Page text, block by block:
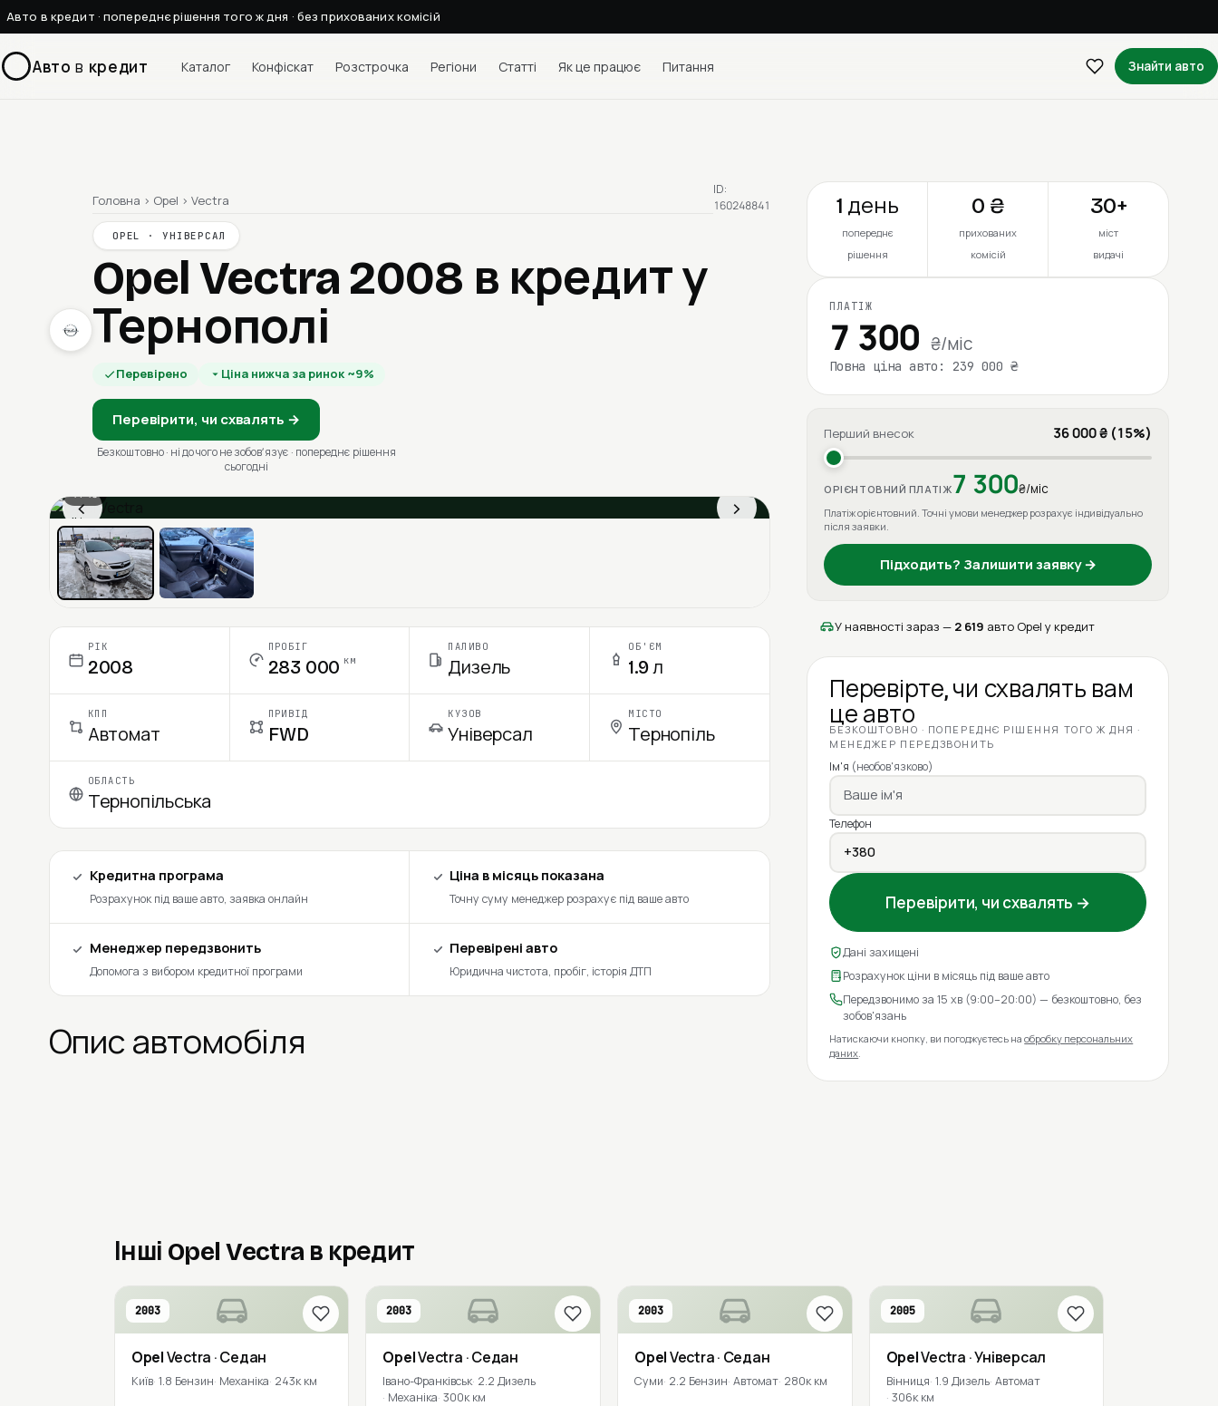
Авто в кредит · попереднє рішення того ж дня · без прихованих комісій
Авто в кредит Каталог Конфіскат Розстрочка Регіони Статті Як це працює Питання Знайти авто
Головна › Opel › Vectra
OPEL · УНІВЕРСАЛ
Opel Vectra 2008 в кредит у
Тернополі
Перевірено Ціна нижча за ринок ~9%
Перевірити, чи схвалять →
Безкоштовно · ні до чого не зобовʼязує · попереднє рішення
сьогодні
ID:
160248841
‹ ›
1 / 13
Ціна в місяць
РІК
2008
ПРОБІГ
283 000 км
ПАЛИВО
Дизель
ОБ'ЄМ
1.9 л
КПП
Автомат
ПРИВІД
FWD
КУЗОВ
Універсал
МІСТО
Тернопіль
ОБЛАСТЬ
Тернопільська
Кредитна програма
Розрахунок під ваше авто, заявка онлайн
Ціна в місяць показана
Точну суму менеджер розрахує під ваше авто
Менеджер передзвонить
Допомога з вибором кредитної програми
Перевірені авто
Юридична чистота, пробіг, історія ДТП
Опис автомобіля
1 день
попереднє
рішення
0 ₴
прихованих
комісій
30+
міст
видачі
ПЛАТІЖ
7 300 ₴/міс
Повна ціна авто: 239 000 ₴
Перший внесок 36 000 ₴ (15%)
ОРІЄНТОВНИЙ ПЛАТІЖ7 300₴/міс
Платіж орієнтовний. Точні умови менеджер розрахує індивідуально
після заявки.
Підходить? Залишити заявку →
У наявності зараз — 2 619 авто Opel у кредит
Перевірте, чи схвалять вам
це авто
БЕЗКОШТОВНО · ПОПЕРЕДНЄ РІШЕННЯ ТОГО Ж ДНЯ ·
МЕНЕДЖЕР ПЕРЕДЗВОНИТЬ
Ім'я (необов'язково)
Телефон
Перевірити, чи схвалять →
Дані захищені
Розрахунок ціни в місяць під ваше авто
Передзвонимо за 15 хв (9:00–20:00) — безкоштовно, без
зобов'язань
Натискаючи кнопку, ви погоджуєтесь наобробку персональних
даних
Інші Opel Vectra в кредит
2003
OpelVectra · Седан
Київ 1.8 Бензин Механіка 243к км
2003
OpelVectra · Седан
Івано-Франківськ 2.2 Дизель
Механіка 300к км
2003
OpelVectra· Седан
Суми 2.2 Бензин Автомат 280к км
2005
OpelVectra · Універсал
Вінниця 1.9 Дизель Автомат
306к км